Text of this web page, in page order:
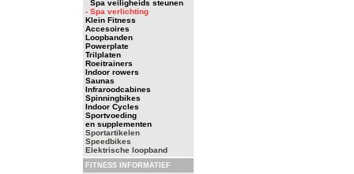
- Spa veiligheids steunen
- Spa verlichting
Klein Fitness
Accesoires
Loopbanden
Powerplate
Trilplaten
Roeitrainers
Indoor rowers
Saunas
Infraroodcabines
Spinningbikes
Indoor Cycles
Sportvoeding
en supplementen
Sportartikelen
Speedbikes
Elektrische loopband
FITNESS INFORMATIEF